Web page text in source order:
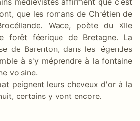
médiévistes affirment que c'est
que les romans de Chrétien de
Wace, poète du XIIe
forêt féerique de Bretagne. La
de Barenton, dans les légendes
à s'y méprendre à la fontaine
voisine.
peignent leurs cheveux d'or à la
certains y vont encore.